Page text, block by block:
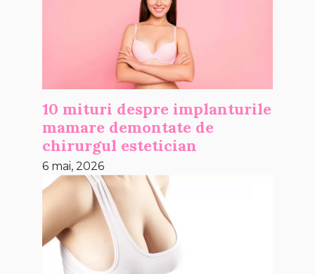
10 mituri despre implanturile
mamare demontate de
chirurgul estetician
6 mai, 2026